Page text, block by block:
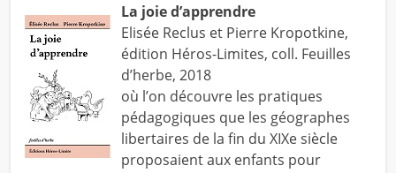
La joie d’apprendre
Elisée Reclus et Pierre Kropotkine,
édition Héros-Limites, coll. Feuilles
d’herbe, 2018
où l’on découvre les pratiques
pédagogiques que les géographes
libertaires de la fin du XIXe siècle
proposaient aux enfants pour